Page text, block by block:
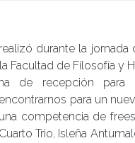
durante la
Facultad de Filosofía y
de recepción para
para un
competencia de
Trio, Isleña